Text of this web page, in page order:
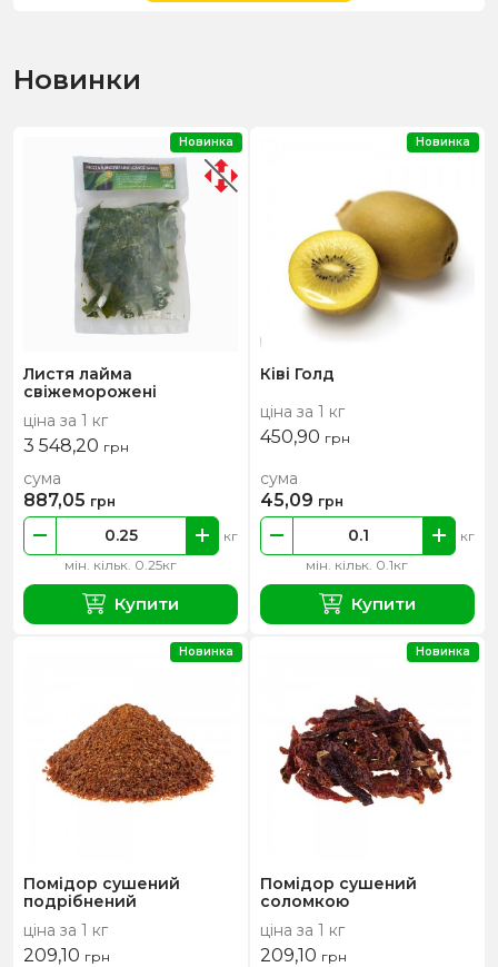
Новинки
Листя лайма
свіжеморожені
ціна за 1 кг
3 548,20 грн
мін. кільк. 0.25кг
кг
сума
887,05 грн
Купити
Новинка
Ківі Голд
ціна за 1 кг
450,90 грн
мін. кільк. 0.1кг
кг
сума
45,09 грн
Купити
Новинка
Помідор сушений
подрібнений
ціна за 1 кг
209,10 грн
Новинка
Помідор сушений
соломкою
ціна за 1 кг
209,10 грн
Новинка